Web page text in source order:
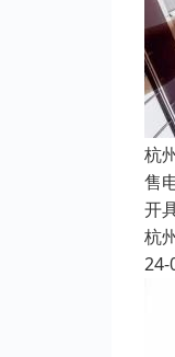
杭
售
开
杭
24-